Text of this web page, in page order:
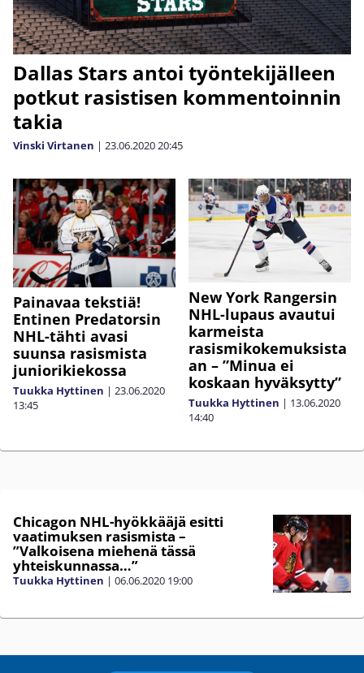
Dallas Stars antoi työntekijälleen
potkut rasistisen kommentoinnin
takia
Vinski Virtanen | 23.06.202020:45
Painavaa tekstiä!
Entinen Predatorsin
NHL-tähti avasi
suunsa rasismista
juniorikiekossa
Tuukka Hyttinen | 23.06.2020
13:45
New York Rangersin
NHL-lupaus avautui
karmeista
rasismikokemuksista
an – ”Minua ei
koskaan hyväksytty”
Tuukka Hyttinen | 13.06.2020
14:40
Chicagon NHL-hyökkääjä esitti
vaatimuksen rasismista –
”Valkoisena miehenä tässä
yhteiskunnassa…”
Tuukka Hyttinen | 06.06.2020 19:00